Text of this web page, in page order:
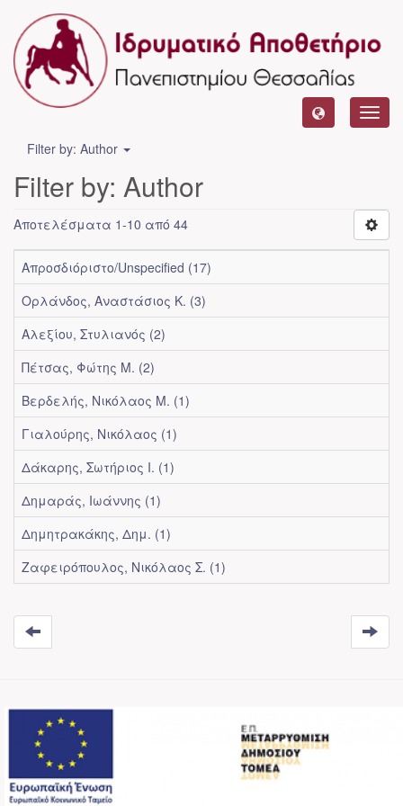
Filter by: Author
Filter by: Author
Αποτελέσματα 1-10 από 44
Απροσδιόριστο/Unspecified (17)
Ορλάνδος, Αναστάσιος Κ. (3)
Αλεξίου, Στυλιανός (2)
Πέτσας, Φώτης Μ. (2)
Βερδελής, Νικόλαος Μ. (1)
Γιαλούρης, Νικόλαος (1)
Δάκαρης, Σωτήριος Ι. (1)
Δημαράς, Ιωάννης (1)
Δημητρακάκης, Δημ. (1)
Ζαφειρόπουλος, Νικόλαος Σ. (1)